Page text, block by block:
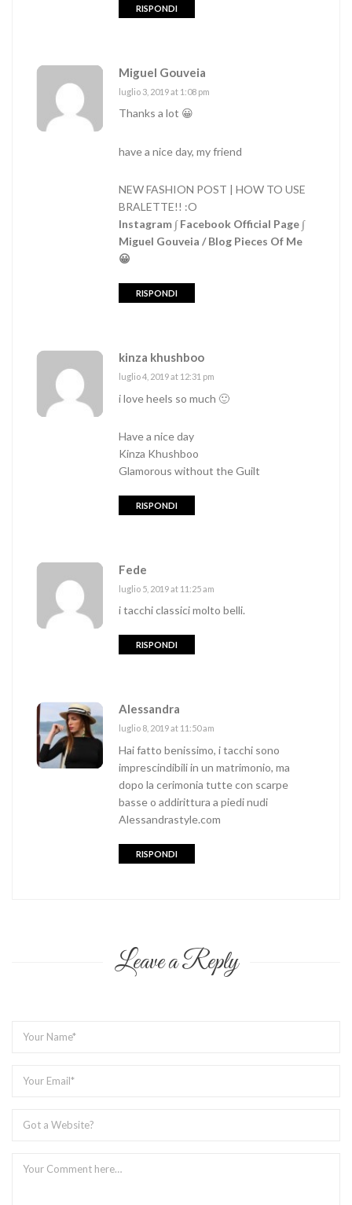
RISPONDI
Miguel Gouveia
luglio 3, 2019 at 1:08 pm
Thanks a lot 😀
have a nice day, my friend
NEW FASHION POST | HOW TO USE
BRALETTE!! :O
Instagram ∫Facebook Official Page ∫
Miguel Gouveia / Blog Pieces Of Me
😀
RISPONDI
kinza khushboo
luglio 4, 2019 at 12:31 pm
i love heels so much 🙂
Have a nice day
Kinza Khushboo
Glamorous without the Guilt
RISPONDI
Fede
luglio 5, 2019 at 11:25 am
i tacchi classici molto belli.
RISPONDI
Alessandra
luglio 8, 2019 at 11:50 am
Hai fatto benissimo, i tacchi sono
imprescindibili in un matrimonio, ma
dopo la cerimonia tutte con scarpe
basse o addirittura a piedi nudi
Alessandrastyle.com
RISPONDI
Leave a Reply